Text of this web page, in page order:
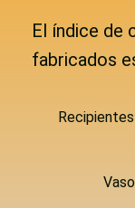
El índice de
fabricados